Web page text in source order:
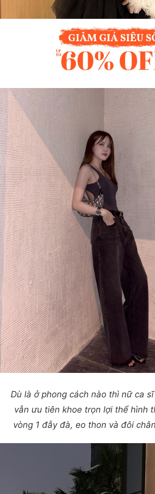
Dù là ở phong cách nào thì nữ ca
vẫn ưu tiên khoe trọn lợi thể hình
vòng 1 đẫy đà, eo thon và đôi